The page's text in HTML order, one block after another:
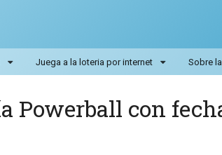
Juega a la loteria por internet Sobre
Powerball con